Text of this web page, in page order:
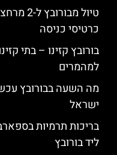
טיול
כרטיסי כניסה
בורובץ קזינו – בתי
למהמרים
מה השעה בבורובץ
ישראל
ליד בורובץ